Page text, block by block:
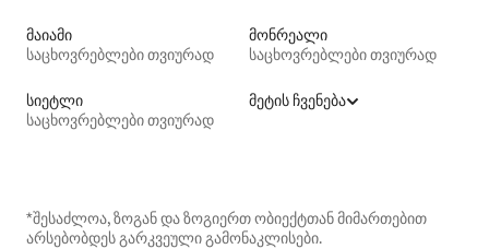
მაიამი
საცხოვრებლები თვიურად
მონრეალი
საცხოვრებლები თვიურად
სიეტლი
საცხოვრებლები თვიურად
მეტის ჩვენება
*შესაძლოა, ზოგან და ზოგიერთ ობიექტთან მიმართებით
არსებობდეს გარკვეული გამონაკლისები.